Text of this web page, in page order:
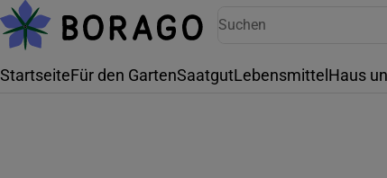
StartseiteFür den GartenSaatgutLebensmittel Haus